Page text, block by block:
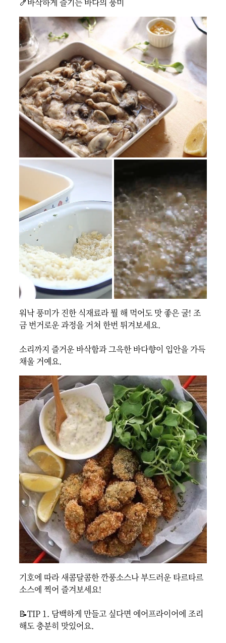
워낙 풍미가 진한 식재료라 뭘 해 먹어도 맛 좋은 굴! 조
금 번거로운 과정을 거쳐 한번 튀겨보세요.
소리까지 즐거운 바삭함과 그윽한 바다향이 입안을 가득
채울 거예요.
기호에 따라 새콤달콤한 깐풍소스나 부드러운 타르타르
소스에 찍어 즐겨보세요!
📝TIP 1. 담백하게 만들고 싶다면 에어프라이어에 조리
해도 충분히 맛있어요.